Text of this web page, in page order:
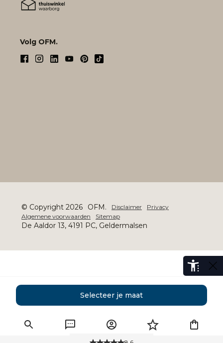
Selecteer je maat
Volg OFM.
© Copyright 2026 OFM. Disclaimer
Privacy
Algemene voorwaarden
Sitemap
De Aaldor 13, 4191 PC, Geldermalsen